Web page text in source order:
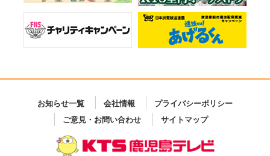
お知らせ一覧 会社情報
プライバシーポリシー
ご意見・お問い合わせ
サイトマップ